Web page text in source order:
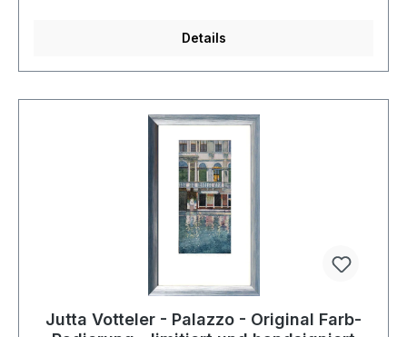
Details
Jutta Votteler - Palazzo - Original Farb-